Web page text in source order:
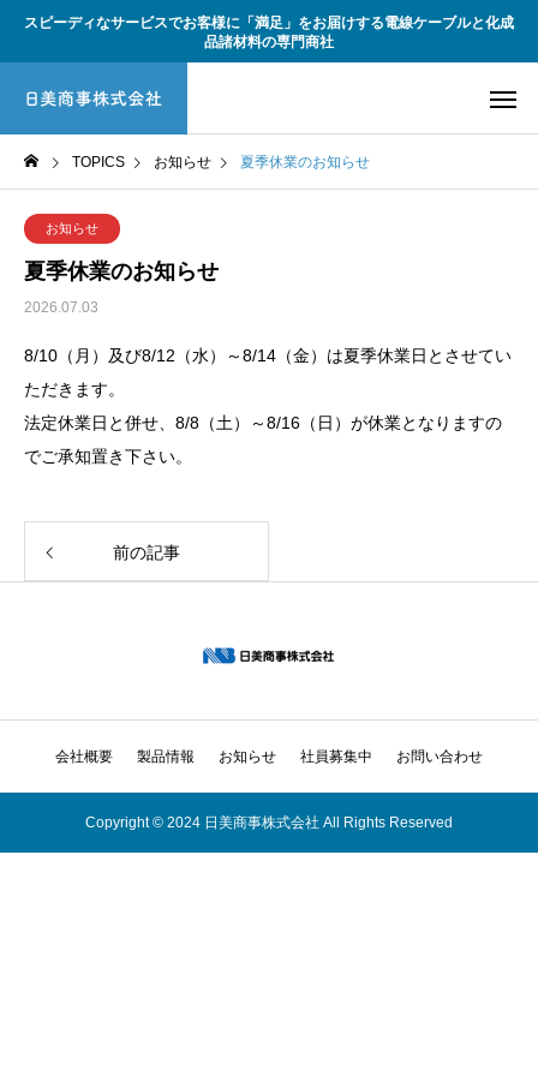
スピーディなサービスでお客様に「満足」をお届けする電線ケーブルと化成
品諸材料の専門商社
TOPICS お知らせ 夏季休業のお知らせ
お知らせ
夏季休業のお知らせ
2026.07.03
8/10（月）及び8/12（水）～8/14（金）は夏季休業日とさせてい
ただきます。
法定休業日と併せ、8/8（土）～8/16（日）が休業となりますの
でご承知置き下さい。
前の記事
会社概要 製品情報 お知らせ 社員募集中 お問い合わせ
Copyright © 2024 日美商事株式会社 All Rights Reserved